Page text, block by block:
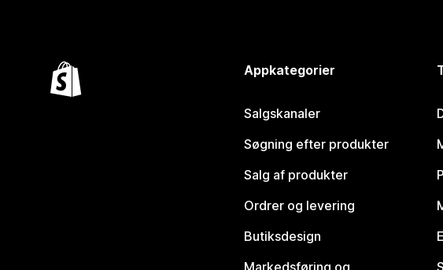
Appkategorier
Salgskanaler
Søgning efter produkter
Salg af produkter
Ordrer og levering
Butiksdesign